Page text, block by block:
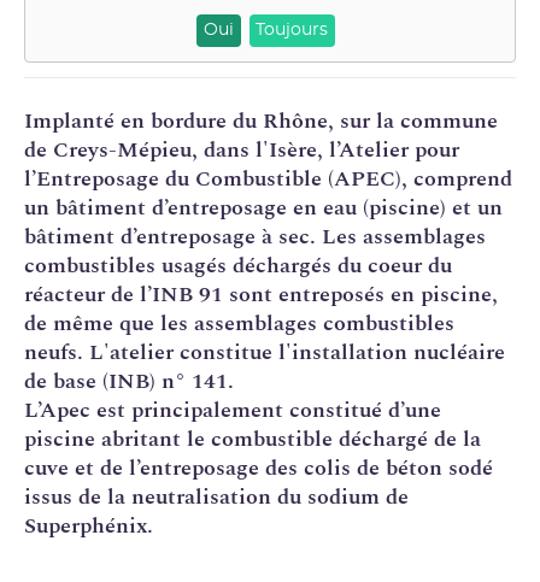
Oui Toujours
Implanté en bordure du Rhône, sur la commune
de Creys-Mépieu, dans l'Isère, l’Atelier pour
l’Entreposage du Combustible (APEC), comprend
un bâtiment d’entreposage en eau (piscine) et un
bâtiment d’entreposage à sec. Les assemblages
combustibles usagés déchargés du coeur du
réacteur de l’INB91 sont entreposés en piscine,
de même que les assemblages combustibles
neufs. L'atelier constitue l'installation nucléaire
de base (INB) n° 141.
L’Apec est principalement constitué d’une
piscine abritant le combustible déchargé de la
cuve et de l’entreposage des colis de béton sodé
issus de la neutralisation du sodium de
Superphénix.